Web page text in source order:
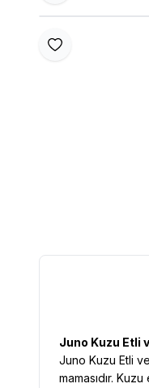
Favoriye Ekle
Juno Kuzu Etli
Juno Kuzu Etli
mamasıdır.